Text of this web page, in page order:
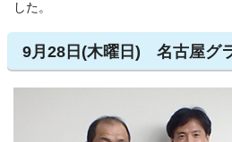
した。
9月28日(木曜日) 名古屋グ